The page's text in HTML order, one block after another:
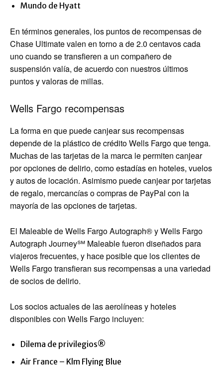
Mundo de Hyatt
En términos generales, los puntos de recompensas de
Chase Ultimate valen en torno a de 2.0 centavos cada
uno cuando se transfieren a un compañero de
suspensión valía, de acuerdo con nuestros últimos
puntos y valoras de millas.
Wells Fargo recompensas
La forma en que puede canjear sus recompensas
depende de la plástico de crédito Wells Fargo que tenga.
Muchas de las tarjetas de la marca le permiten canjear
por opciones de delirio, como estadías en hoteles, vuelos
y autos de locación. Asimismo puede canjear por tarjetas
de regalo, mercancías o compras de PayPal con la
mayoría de las opciones de tarjetas.
El Maleable de Wells Fargo Autograph®yWells Fargo
Autograph Journey℠ Maleablefueron diseñados para
viajeros frecuentes, y hace posible que los clientes de
Wells Fargo transfieran sus recompensas a una variedad
de socios de delirio.
Los socios actuales de las aerolíneas y hoteles
disponibles con Wells Fargo incluyen:
Dilema de privilegios®
Air France – Klm Flying Blue